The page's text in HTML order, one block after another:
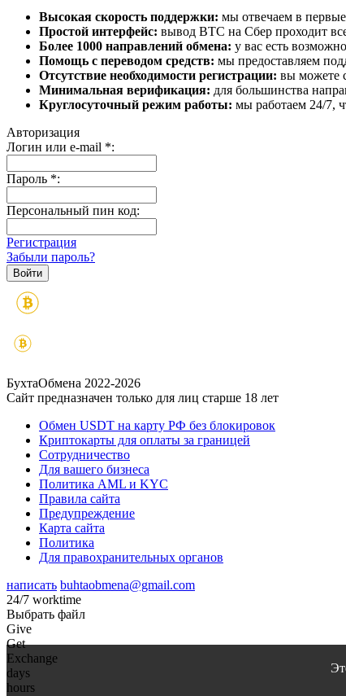
Высокая скорость поддержки: мы отвечаем в
Простой интерфейс: вывод BTC на Сбер проходит
Более 1000 направлений обмена: у вас есть
Помощь с переводом средств: мы предоставляем
Отсутствие необходимости регистрации: вы можете
Минимальная верификация: для большинства
Круглосуточный режим работы: мы работаем 24/7,
Авторизация
Логин или e-mail *:
Пароль *:
Персональный пин код:
Регистрация
Забыли пароль?
БухтаОбмена 2022-2026
Сайт предназначен только для лиц старше 18 лет
Обмен USDT на карту РФ без блокировок
Криптокарты для оплаты за границей
Сотрудничество
Для вашего бизнеса
Политика AML и KYC
Правила сайта
Предупреждение
Карта сайта
Политика
Для правохранительных органов
написать buhtaobmena@gmail.com
24/7 worktime
Выбрать файл
Give
Get
Exchange
days
hours